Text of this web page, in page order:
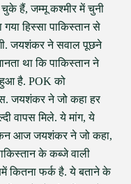
चुके हैं, जम्मू कश्मीर में चुनी
हिस्सा पाकिस्तान से
जयशंकर ने सवाल पूछने
था कि पाकिस्तान ने
हुआ है. POK को
जयशंकर ने जो कहा हर
वापस मिले. ये मांग, ये
आज जयशंकर ने जो कहा,
के कब्जे वाली
कितना फर्क है. ये बताने के